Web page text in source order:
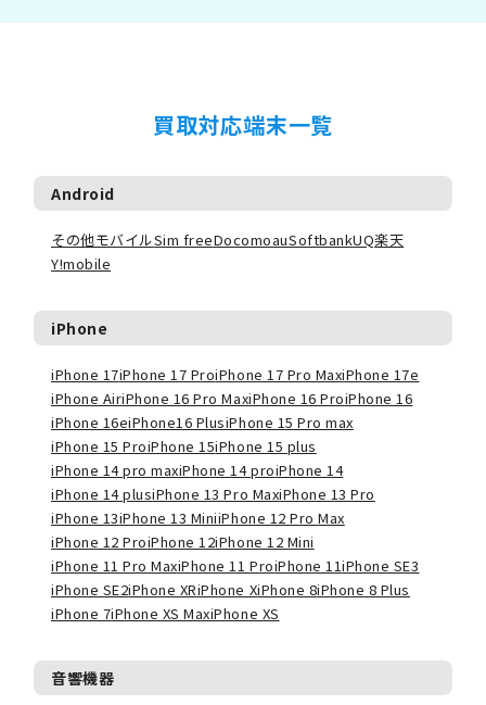
買取対応端末一覧
Android
その他モバイルSim freeDocomoauSoftbankUQ楽天
Y!mobile
iPhone
iPhone 17iPhone 17 ProiPhone 17 Pro MaxiPhone 17e
iPhone AiriPhone 16 Pro MaxiPhone 16 ProiPhone 16
iPhone 16eiPhone16 PlusiPhone 15 Pro max
iPhone 15 ProiPhone 15iPhone 15 plus
iPhone 14 pro maxiPhone 14 proiPhone 14
iPhone 14 plusiPhone 13 Pro MaxiPhone 13 Pro
iPhone 13iPhone 13 MiniiPhone 12 Pro Max
iPhone 12 ProiPhone 12iPhone 12 Mini
iPhone 11 Pro MaxiPhone 11 ProiPhone 11iPhone SE3
iPhone SE2iPhone XRiPhone XiPhone 8iPhone 8 Plus
iPhone 7iPhone XS MaxiPhone XS
音響機器